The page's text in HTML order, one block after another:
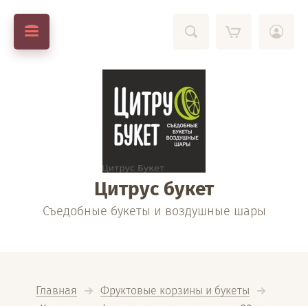
Цитрус букет
Съедобные букеты и воздушные шары
Главная
Фруктовые корзины и букеты